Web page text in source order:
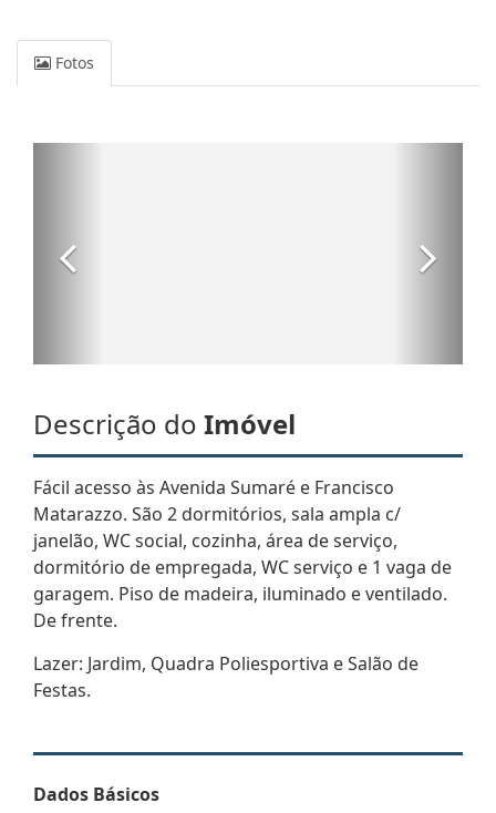
Fotos
Descrição do Imóvel
Fácil acesso às Avenida Sumaré e Francisco
Matarazzo. São 2 dormitórios, sala ampla c/
janelão, WC social, cozinha, área de serviço,
dormitório de empregada, WC serviço e 1 vaga de
garagem. Piso de madeira, iluminado e ventilado.
De frente.
Lazer: Jardim, Quadra Poliesportiva e Salão de
Festas.
Dados Básicos